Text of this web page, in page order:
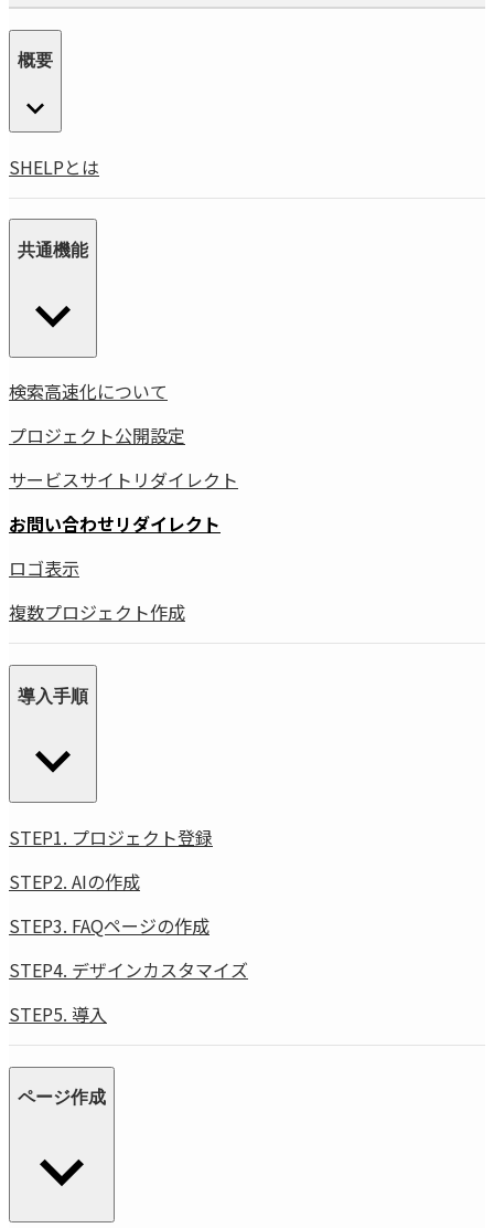
概要
SHELPとは
共通機能
検索高速化について
プロジェクト公開設定
サービスサイトリダイレクト
お問い合わせリダイレクト
ロゴ表示
複数プロジェクト作成
導入手順
STEP1. プロジェクト登録
STEP2. AIの作成
STEP3. FAQページの作成
STEP4. デザインカスタマイズ
STEP5. 導入
ページ作成